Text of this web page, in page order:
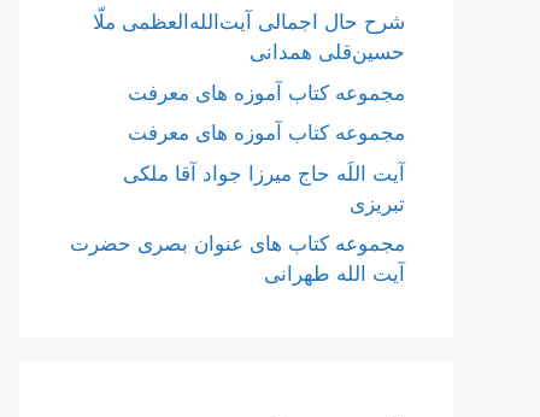
شرح حال اجمالی آیت‌الله‌العظمی ملّا
حسین‌قلی همدانی
مجموعه کتاب آموزه های معرفت
مجموعه کتاب آموزه های معرفت
آیت اللَه حاج میرزا جواد آقا ملکی
تبریزی
مجموعه کتاب های عنوان بصری حضرت
آیت الله طهرانی